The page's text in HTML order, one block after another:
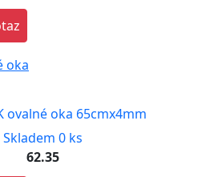
ovalné oka 65cmx4mm
Skladem 0 ks
62.35